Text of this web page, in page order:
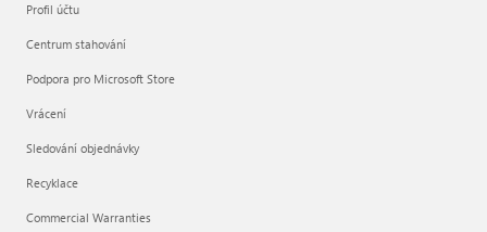
Profil účtu
Centrum stahování
Podpora pro Microsoft Store
Vrácení
Sledování objednávky
Recyklace
Commercial Warranties